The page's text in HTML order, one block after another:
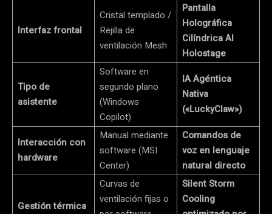
Interfaz frontal
Cristal templado /
Rejilla de
ventilación Mesh
Pantalla
Holográfica
Cilíndrica AI
Holostage
Tipo de
asistente
Software en
segundo plano
(Windows
Copilot)
IA Agéntica
Nativa
(«LuckyClaw»)
Interacción con
hardware
Manual mediante
software (MSI
Center)
Comandos de
voz en lenguaje
natural directo
Gestión térmica
Curvas de
ventilación fijas o
Silent Storm
Cooling